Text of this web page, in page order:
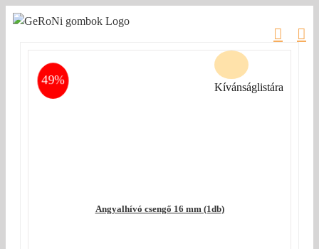
Kihagyás
49%
Angyalhívó csengő 16 mm (1db)
Kívánságlistára